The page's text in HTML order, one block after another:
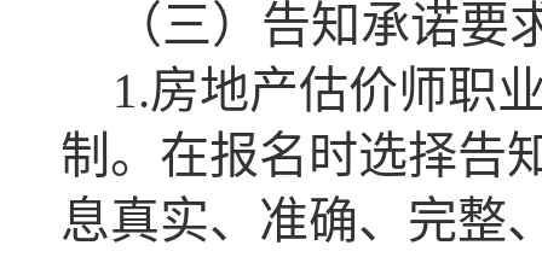
（三）告知承诺要
1.房地产估价师职
制。在报名时选择告
息真实、准确、完整